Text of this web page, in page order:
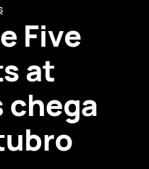
Five
at
chega